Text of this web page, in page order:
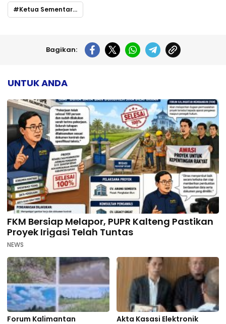
Ketua Sementara DPRD Murung Raya Imbau Masyarakat Sukseskan Pilkada 2024
Bagikan:
UNTUK ANDA
FKM Bersiap Melapor, PUPR Kalteng Pastikan
Proyek Irigasi Telah Tuntas
NEWS
Forum Kalimantan
Akta Kasasi Elektronik